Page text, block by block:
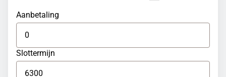
Aanbetaling
Slottermijn